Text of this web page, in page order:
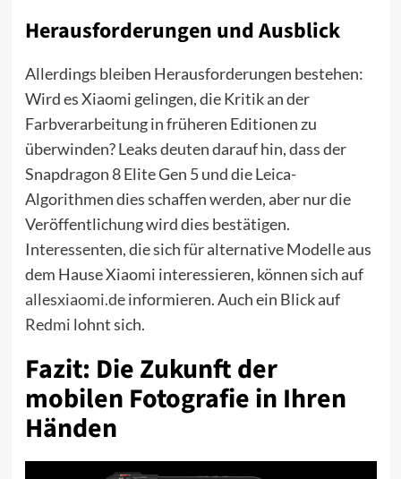
Herausforderungen und Ausblick
Allerdings bleiben Herausforderungen bestehen:
Wird es Xiaomi gelingen, die Kritik an der
Farbverarbeitung in früheren Editionen zu
überwinden? Leaks deuten darauf hin, dass der
Snapdragon 8 Elite Gen 5 und die Leica-
Algorithmen dies schaffen werden, aber nur die
Veröffentlichung wird dies bestätigen.
Interessenten, die sich für alternative Modelle aus
dem Hause Xiaomi interessieren, können sich auf
allesxiaomi.deinformieren. Auch ein Blick auf
Redmi lohnt sich.
Fazit: Die Zukunft der
mobilen Fotografie in Ihren
Händen